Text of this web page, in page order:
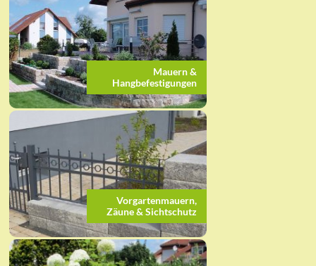
Mauern &
Hangbefestigungen
Vorgartenmauern,
Zäune & Sichtschutz